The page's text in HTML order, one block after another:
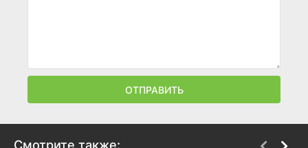
ОТПРАВИТЬ
Смотрите также: